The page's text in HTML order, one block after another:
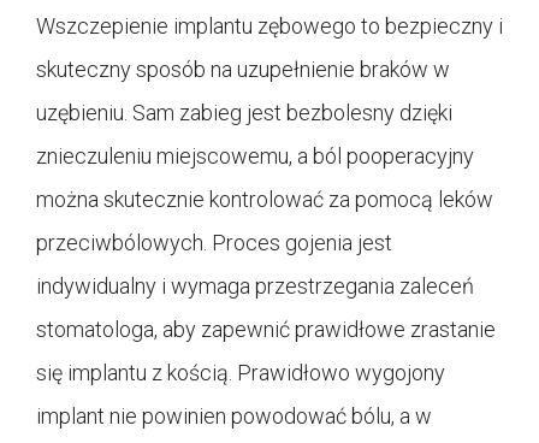
Wszczepienie implantu zębowego to bezpieczny i
skuteczny sposób na uzupełnienie braków w
uzębieniu. Sam zabieg jest bezbolesny dzięki
znieczuleniu miejscowemu, a ból pooperacyjny
można skutecznie kontrolować za pomocą leków
przeciwbólowych. Proces gojenia jest
indywidualny i wymaga przestrzegania zaleceń
stomatologa, aby zapewnić prawidłowe zrastanie
się implantu z kością. Prawidłowo wygojony
implant nie powinien powodować bólu, a w